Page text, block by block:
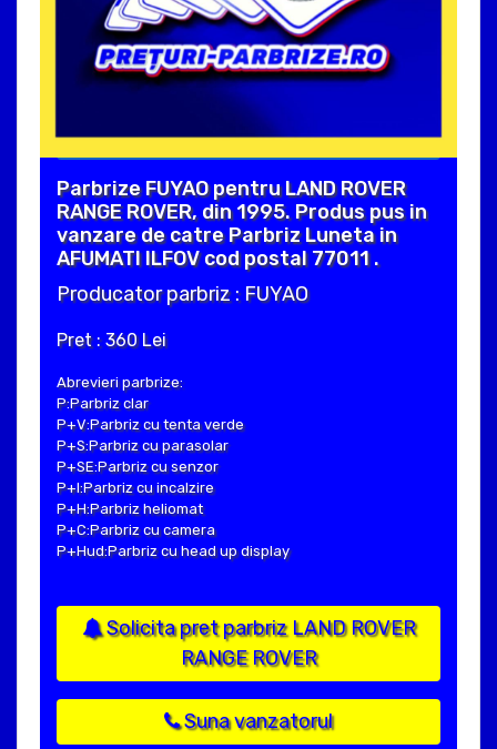
Parbrize FUYAO pentru LAND ROVER
RANGE ROVER, din 1995. Produs pus in
vanzare de catre Parbriz Luneta in
AFUMATI ILFOV cod postal 77011 .
Producator parbriz : FUYAO
Pret : 360 Lei
Abrevieri parbrize:
P:Parbriz clar
P+V:Parbriz cu tenta verde
P+S:Parbriz cu parasolar
P+SE:Parbriz cu senzor
P+I:Parbriz cu incalzire
P+H:Parbriz heliomat
P+C:Parbriz cu camera
P+Hud:Parbriz cu head up display
Solicita pret parbriz LAND ROVER
RANGE ROVER
Suna vanzatorul